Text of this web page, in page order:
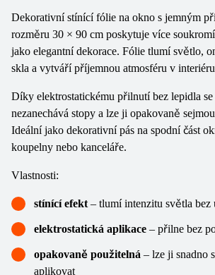
Dekorativní stínící fólie na okno s jemným
rozměru 30 × 90 cm poskytuje více
jako elegantní dekorace. Fólie tlumí světlo,
skla a vytváří příjemnou atmosféru v
Díky elektrostatickému přilnutí bez lepidla se
nezanechává stopy a lze ji opakovaně
Ideální jako dekorativní pás na spodní část
koupelny nebo kanceláře.
Vlastnosti:
stínící efekt – tlumí intenzitu světla bez
elektrostatická aplikace – přilne bez
opakovaně použitelná – lze ji snadno
aplikovat